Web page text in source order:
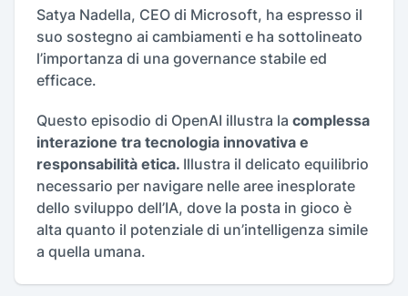
Satya Nadella, CEO di Microsoft, ha espresso il
suo sostegno ai cambiamenti e ha sottolineato
l’importanza di una governance stabile ed
efficace.
Questo episodio di OpenAI illustra la complessa
interazione tra tecnologia innovativa e
responsabilità etica. Illustra il delicato equilibrio
necessario per navigare nelle aree inesplorate
dello sviluppo dell’IA, dove la posta in gioco è
alta quanto il potenziale di un’intelligenza simile
a quella umana.